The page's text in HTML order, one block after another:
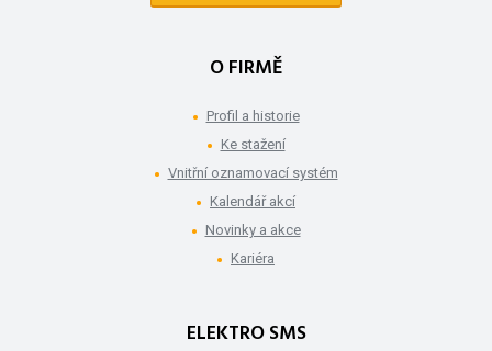
O FIRMĚ
Profil a historie
Ke stažení
Vnitřní oznamovací systém
Kalendář akcí
Novinky a akce
Kariéra
ELEKTRO SMS